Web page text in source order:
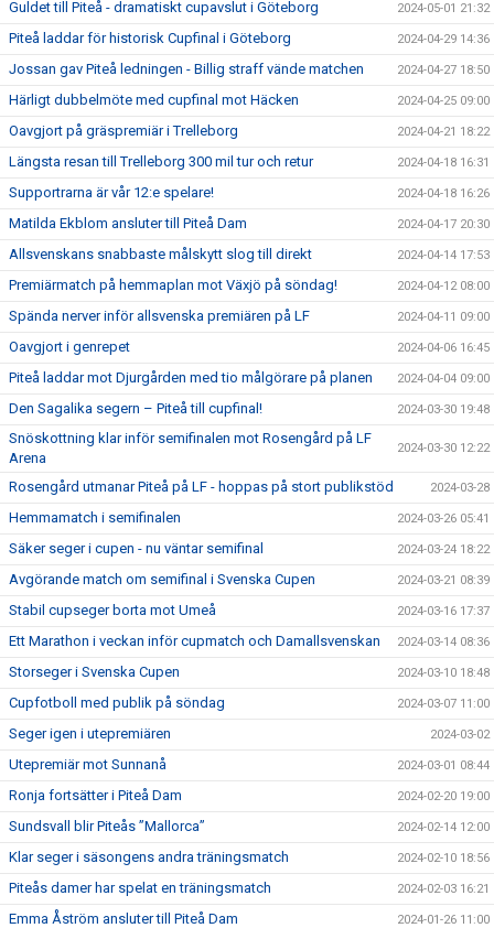
Guldet till Piteå - dramatiskt cupavslut i Göteborg 2024-05-01 21:32
Piteå laddar för historisk Cupfinal i Göteborg 2024-04-29 14:36
Jossan gav Piteå ledningen - Billig straff vände matchen 2024-04-27 18:50
Härligt dubbelmöte med cupfinal mot Häcken 2024-04-25 09:00
Oavgjort på gräspremiär i Trelleborg 2024-04-21 18:22
Längsta resan till Trelleborg 300 mil tur och retur 2024-04-18 16:31
Supportrarna är vår 12:e spelare! 2024-04-18 16:26
Matilda Ekblom ansluter till Piteå Dam 2024-04-17 20:30
Allsvenskans snabbaste målskytt slog till direkt 2024-04-14 17:53
Premiärmatch på hemmaplan mot Växjö på söndag! 2024-04-12 08:00
Spända nerver inför allsvenska premiären på LF 2024-04-11 09:00
Oavgjort i genrepet 2024-04-06 16:45
Piteå laddar mot Djurgården med tio målgörare på planen 2024-04-04 09:00
Den Sagalika segern – Piteå till cupfinal! 2024-03-30 19:48
Snöskottning klar inför semifinalen mot Rosengård på LF
Arena
2024-03-30 12:22
Rosengård utmanar Piteå på LF - hoppas på stort publikstöd 2024-03-28
Hemmamatch i semifinalen 2024-03-26 05:41
Säker seger i cupen - nu väntar semifinal 2024-03-24 18:22
Avgörande match om semifinal i Svenska Cupen 2024-03-21 08:39
Stabil cupseger borta mot Umeå 2024-03-16 17:37
Ett Marathon i veckan inför cupmatch och Damallsvenskan 2024-03-14 08:36
Storseger i Svenska Cupen 2024-03-10 18:48
Cupfotboll med publik på söndag 2024-03-07 11:00
Seger igen i utepremiären 2024-03-02
Utepremiär mot Sunnanå 2024-03-01 08:44
Ronja fortsätter i Piteå Dam 2024-02-20 19:00
Sundsvall blir Piteås ”Mallorca” 2024-02-14 12:00
Klar seger i säsongens andra träningsmatch 2024-02-10 18:56
Piteås damer har spelat en träningsmatch 2024-02-03 16:21
Emma Åström ansluter till Piteå Dam 2024-01-26 11:00